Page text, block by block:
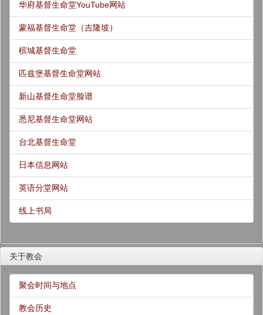
华府基督生命堂YouTube网站
蒙福基督生命堂（吉隆坡）
槟城基督生命堂
匹兹堡基督生命堂网站
新山基督生命堂脸谱
悉尼基督生命堂网站
台北基督生命堂
日本信息网站
英语分堂网站
线上书局
关于教会
聚会时间与地点
教会历史